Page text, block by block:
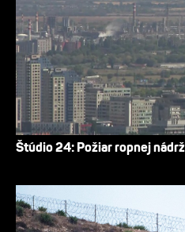
Štúdio 24: Požiar ropnej